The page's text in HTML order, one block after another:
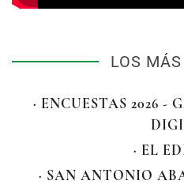
LOS
· ENCUESTAS 2026 -
· EL
· SAN ANTONIO